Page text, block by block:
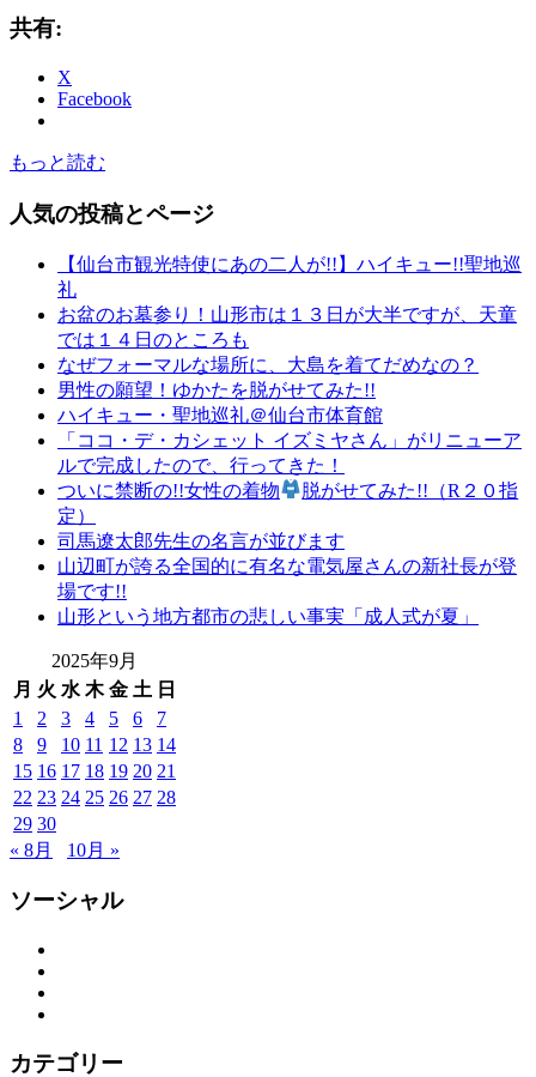
共有:
X
Facebook
もっと読む
人気の投稿とページ
【仙台市観光特使にあの二人が!!】ハイキュー!!聖地巡
礼
お盆のお墓参り！山形市は１３日が大半ですが、天童
では１４日のところも
なぜフォーマルな場所に、大島を着てだめなの？
男性の願望！ゆかたを脱がせてみた!!
ハイキュー・聖地巡礼＠仙台市体育館
「ココ・デ・カシェット イズミヤさん」がリニューア
ルで完成したので、行ってきた！
ついに禁断の!!女性の着物
脱がせてみた!!（R２０指
定）
司馬遼太郎先生の名言が並びます
山辺町が誇る全国的に有名な電気屋さんの新社長が登
場です!!
山形という地方都市の悲しい事実「成人式が夏」
2025年9月
月 火 水 木 金 土 日
1
2 3 4 5 6
7
8
9 10 11 12 13 14
15 16 17 18 19 20 21
22 23 24 25 26 27 28
29 30
« 8月
10月 »
ソーシャル
カテゴリー